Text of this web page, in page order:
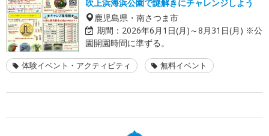
吹上浜海浜公園で謎解きにチャレンジしよう
鹿児島県・南さつま市
期間： 2026年6月1日(月)～8月31日(月) ※公
園開園時間に準ずる。
体験イベント・アクティビティ 無料イベント